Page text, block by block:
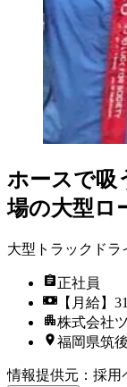
ホースで吸
場の大型ロ
大型トラックドラ
正社員
【月給】
株式会社
福岡県筑
情報提供元 ： 採用